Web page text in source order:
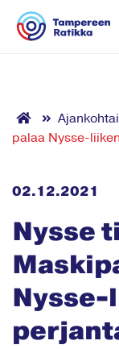
palaa Nysse-
02.12.2021
Nysse